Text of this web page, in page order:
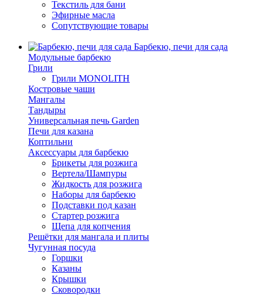
Текстиль для бани
Эфирные масла
Сопутствующие товары
Барбекю, печи для сада
Модульные барбекю
Грили
Грили MONOLITH
Костровые чаши
Мангалы
Тандыры
Универсальная печь Garden
Печи для казана
Коптильни
Аксессуары для барбекю
Брикеты для розжига
Вертела/Шампуры
Жидкость для розжига
Наборы для барбекю
Подставки под казан
Стартер розжига
Щепа для копчения
Решётки для мангала и плиты
Чугунная посуда
Горшки
Казаны
Крышки
Сковородки